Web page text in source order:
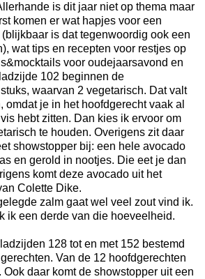
is dit jaar niet op thema maar
komen er wat hapjes voor een
is dat tegenwoordig ook een
wat tips en recepten voor restjes op
voor oudejaarsavond en
102 beginnen de
waarvan 2 vegetarisch. Dat valt
omdat je in het hoofdgerecht vaak al
hebt zitten. Dan kies ik ervoor om
te houden. Overigens zit daar
showstopper bij: een hele avocado
en gerold in nootjes. Die eet je dan
komt deze avocado uit het
Colette Dike.
zalm gaat wel veel zout vind ik.
ik een derde van die hoeveelheid.
128 tot en met 152 bestemd
Van de 12 hoofdgerechten
daar komt de showstopper uit een